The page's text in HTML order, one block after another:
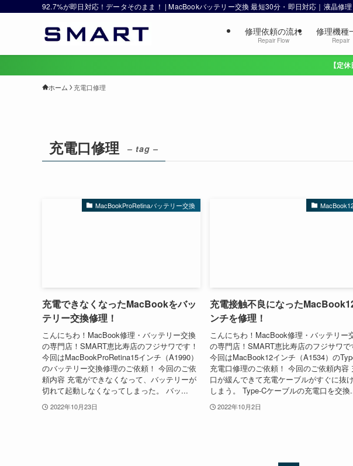
92.7%が即日対応！データそのまま！ | MacBookバッテリー交換 最短30分・即日対応｜液晶修理
修理依頼の流れ
Repair Flow
修理機種
Repair
【定
ホーム 充電口修理
充電口修理 – tag –
MacBookProRetinaバッテリー交換
充電できなくなったMacBookをバッ
テリー交換修理！
こんにちわ！MacBook修理・バッテリー交換
の専門店！SMART恵比寿店のフジサワです！
今回はMacBookProRetina15インチ（A1990）
のバッテリー交換修理のご依頼！ 今回のご依
頼内容 充電ができなくなって、バッテリーが
切れて起動しなくなってしまった。 バッ...
2022年10月23日
充電接触不良になった
ンチを修理！
こんにちわ！MacBook修理・バッテリー
の専門店！SMART恵比寿店のフジサワで
今回はMacBook12インチ（A1534）の
充電口修理のご依頼！ 今回のご依頼内容
口が緩んできて充電ケーブルがすぐに抜
しまう。 Type-Cケーブルの充電口を交換
2022年10月2日